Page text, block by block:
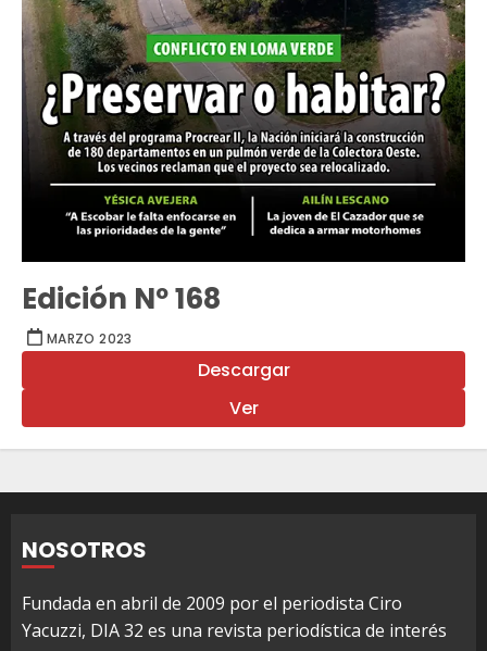
Edición Nº 168
MARZO 2023
Descargar
Ver
NOSOTROS
Fundada en abril de 2009 por el periodista Ciro
Yacuzzi, DIA 32 es una revista periodística de interés